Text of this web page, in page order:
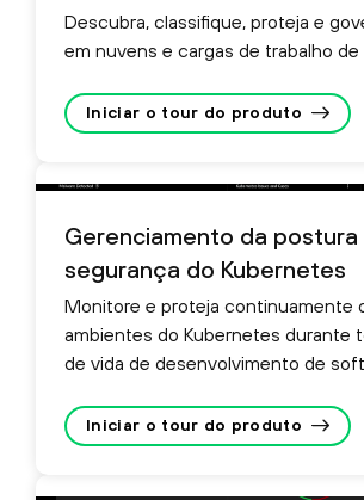
Descubra, classifique, proteja e
em nuvens e cargas de trabalho de
Iniciar o tour do produto
Gerenciamento da postura
segurança do Kubernetes
Monitore e proteja continuamente
ambientes do Kubernetes durante
de vida de desenvolvimento de
Iniciar o tour do produto